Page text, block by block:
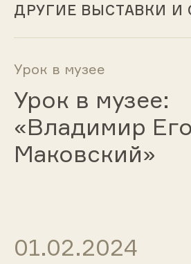
ДРУГИЕ ВЫСТАВКИ И
Урок в музее
Урок в музее:
«Владимир
Маковский»
01.02.2024